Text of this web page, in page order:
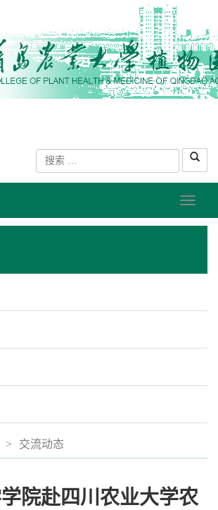
> 交流动态
院赴四川农业大学农